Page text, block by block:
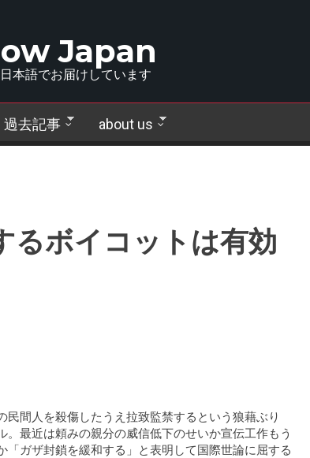
Japan
本語でお届けしています
過去記事 about us
るボイコットは有効
民間人を殺傷したうえ拉致監禁するという狼藉ぶり
最近は頼みの親分の威信低下のせいか宣伝工作もう
「ガザ封鎖を緩和する」と表明して国際世論に屈する